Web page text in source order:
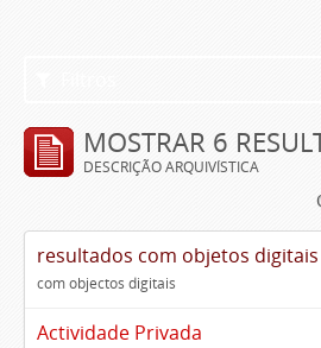
MOSTRAR 6
DESCRIÇÃO ARQUIVÍSTICA
resultados com objetos digitais
com objectos digitais
Actividade Privada